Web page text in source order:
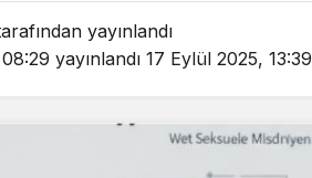
yayınlandı
yayınlandı 17 Eylül 2025, 13:39